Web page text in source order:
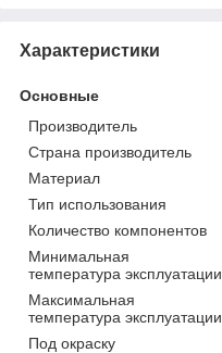
Характеристики
Основные
Производитель
Страна производитель
Материал
Тип использования
Количество компонентов
Минимальная
температура эксплуатации
Максимальная
температура эксплуатации
Под окраску